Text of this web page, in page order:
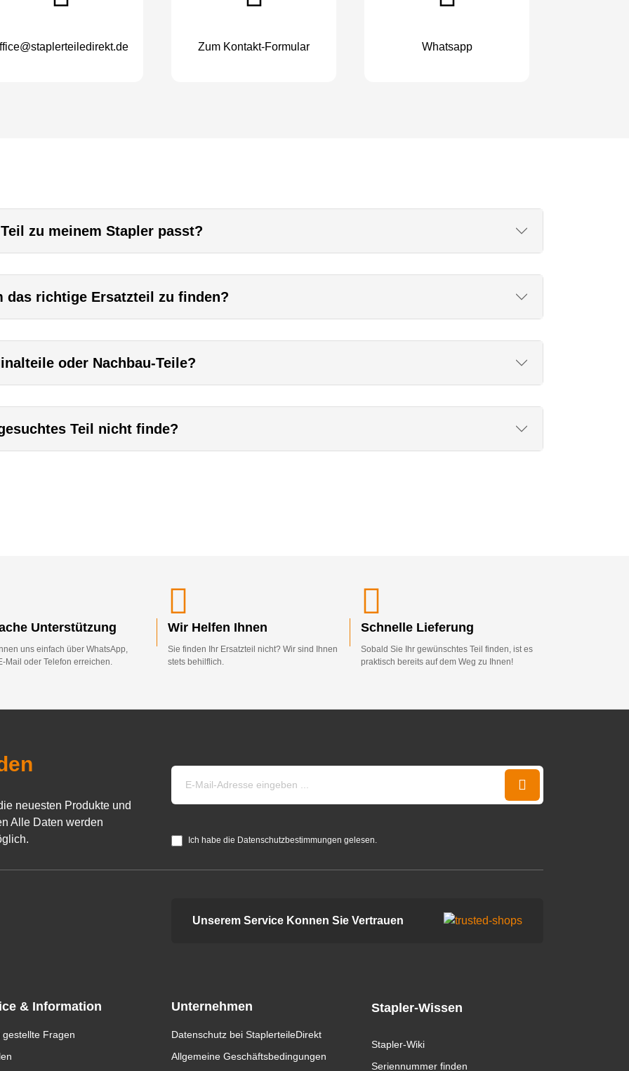
Zum Kontakt-Formular Whatsapp
zu meinem Stapler passt?
das richtige Ersatzteil zu finden?
oder Nachbau-Teile?
Teil nicht finde?
Unterstützung
uns einfach über WhatsApp,
Mail oder Telefon erreichen.
Wir Helfen Ihnen
Sie finden Ihr Ersatzteil nicht? Wir sind Ihnen
stets behilflich.
Schnelle Lieferung
Sobald Sie Ihr gewünschtes Teil finden, ist es
praktisch bereits auf dem Weg zu Ihnen!
neuesten Produkte und
Alle Daten werden
Ich habe die Datenschutzbestimmungen gelesen.
Unserem Service Konnen Sie Vertrauen
& Information
gestellte Fragen
Unternehmen
Datenschutz bei StaplerteileDirekt
Allgemeine Geschäftsbedingungen
Stapler-Wissen
Stapler-Wiki
Seriennummer finden